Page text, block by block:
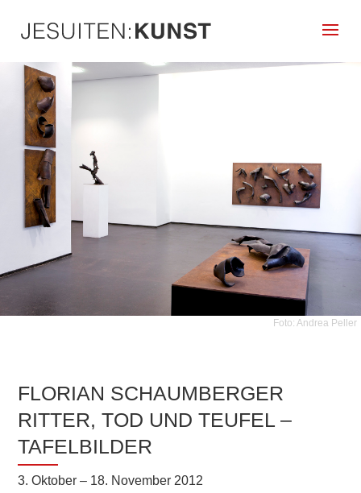
Foto: Andrea Peller
FLORIAN SCHAUMBERGER
RITTER, TOD UND TEUFEL –
TAFELBILDER
3. Oktober – 18. November 2012